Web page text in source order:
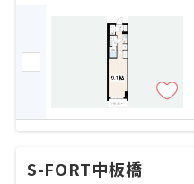
S-FORT中板橋